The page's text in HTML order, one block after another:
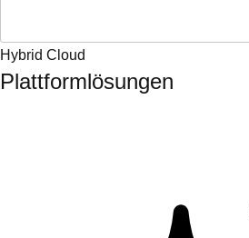
Hybrid Cloud
Plattformlösungen